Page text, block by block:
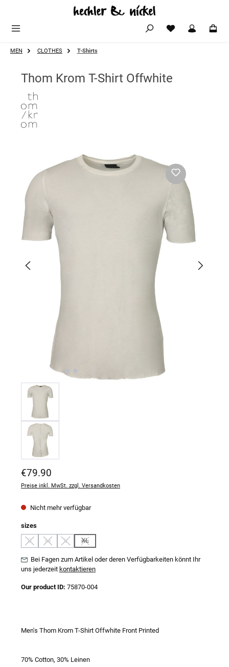
Zum Hauptinhalt springen
MEN CLOTHES T-Shirts
Thom Krom T-Shirt Offwhite
Bildergalerie überspringen
Regulärer Preis:
€79.90
Preise inkl. MwSt. zzgl. Versandkosten
Nicht mehr verfügbar
sizesauswählen
S
(Diese Option ist zurzeit nicht verfügbar.)
M
(Diese Option ist zurzeit nicht verfügbar.)
L
(Diese Option ist zurzeit nicht verfügbar.)
XL
(Diese Option ist zurzeit nicht verfügbar.)
Bei Fagen zum Artikel oder deren Verfügbarkeiten könnt Ihr
uns jederzeit kontaktieren
Our product ID: 75870-004
Men's Thom Krom T-Shirt Offwhite Front Printed
70% Cotton, 30% Leinen